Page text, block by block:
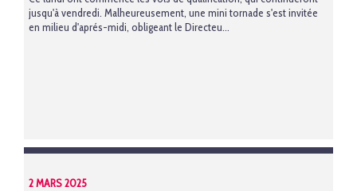
jusqu'à vendredi. Malheureusement, une mini tornade s'est invitée
en milieu d'aprés-midi, obligeant le Directeu...
2 MARS 2025